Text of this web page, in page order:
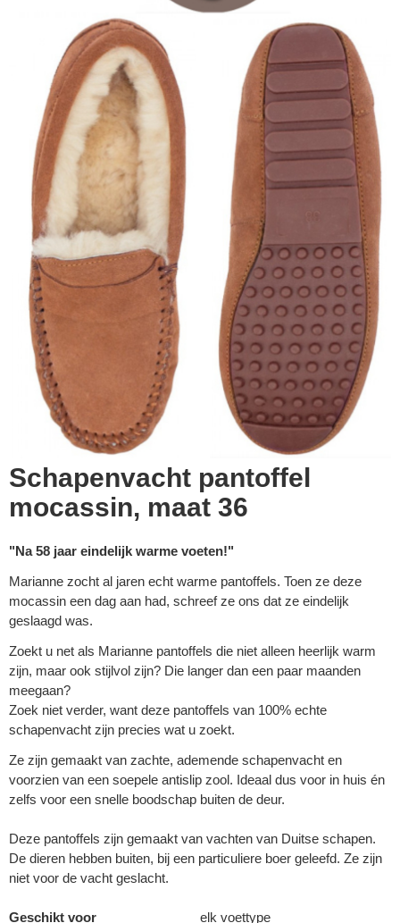
Schapenvacht pantoffel
mocassin, maat 36
"Na 58 jaar eindelijk warme voeten!"
Marianne zocht al jaren echt warme pantoffels. Toen ze deze
mocassin een dag aan had, schreef ze ons dat ze eindelijk
geslaagd was.
Zoekt u net als Marianne pantoffels die niet alleen heerlijk warm
zijn, maar ook stijlvol zijn? Die langer dan een paar maanden
meegaan?
Zoek niet verder, want deze pantoffels van 100% echte
schapenvacht zijn precies wat u zoekt.
Ze zijn gemaakt van zachte, ademende schapenvacht en
voorzien van een soepele antislip zool. Ideaal dus voor in huis én
zelfs voor een snelle boodschap buiten de deur.
Deze pantoffels zijn gemaakt van vachten van Duitse schapen.
De dieren hebben buiten, bij een particuliere boer geleefd. Ze zijn
niet voor de vacht geslacht.
Geschikt voor
elk voettype